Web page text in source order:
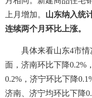
上月增加。 山东纳入统
连续两个月环比上涨。
具体来看山东4市情
面，济南环比下降0.2%
0.2%，济宁环比下降
济南、济宁均环比下降